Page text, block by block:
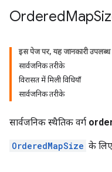
OrderedMap
इस पेज पर, यह जानकारी उपलब्ध
सार्वजनिक तरीके
विरासत में मिली विधियाँ
सार्वजनिक तरीके
सार्वजनिक स्थैतिक वर्ग
OrderedMapSize के